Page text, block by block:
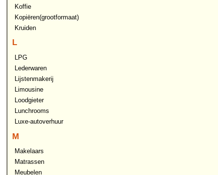
Koffie
Kopiëren(grootformaat)
Kruiden
L
LPG
Lederwaren
Lijstenmakerij
Limousine
Loodgieter
Lunchrooms
Luxe-autoverhuur
M
Makelaars
Matrassen
Meubelen